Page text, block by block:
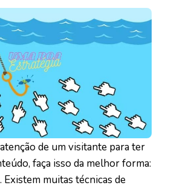
de um visitante para ter
faça isso da melhor forma:
muitas técnicas de